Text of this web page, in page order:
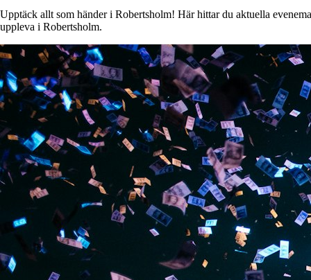
Upptäck allt som händer i Robertsholm! Här hittar du aktuella
uppleva i Robertsholm.